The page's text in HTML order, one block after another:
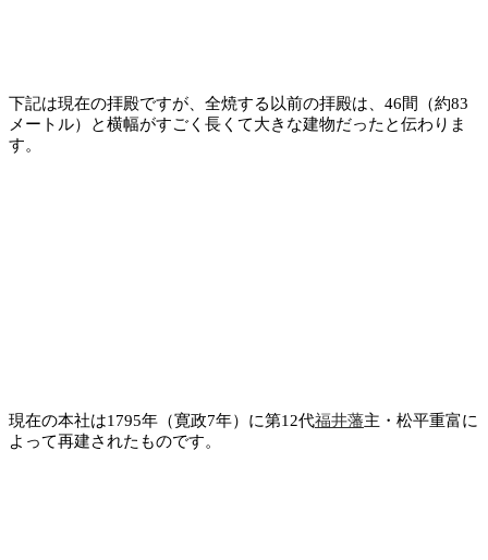
下記は現在の拝殿ですが、全焼する以前の拝殿は、46間（約83
メートル）と横幅がすごく長くて大きな建物だったと伝わりま
す。
現在の本社は1795年（寛政7年）に第12代福井藩主・松平重富に
よって再建されたものです。